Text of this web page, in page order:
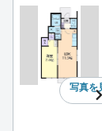
写真を